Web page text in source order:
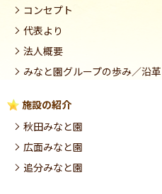
コンセプト
代表より
法人概要
みなと園グループの歩み／沿革
施設の紹介
秋田みなと園
広面みなと園
追分みなと園